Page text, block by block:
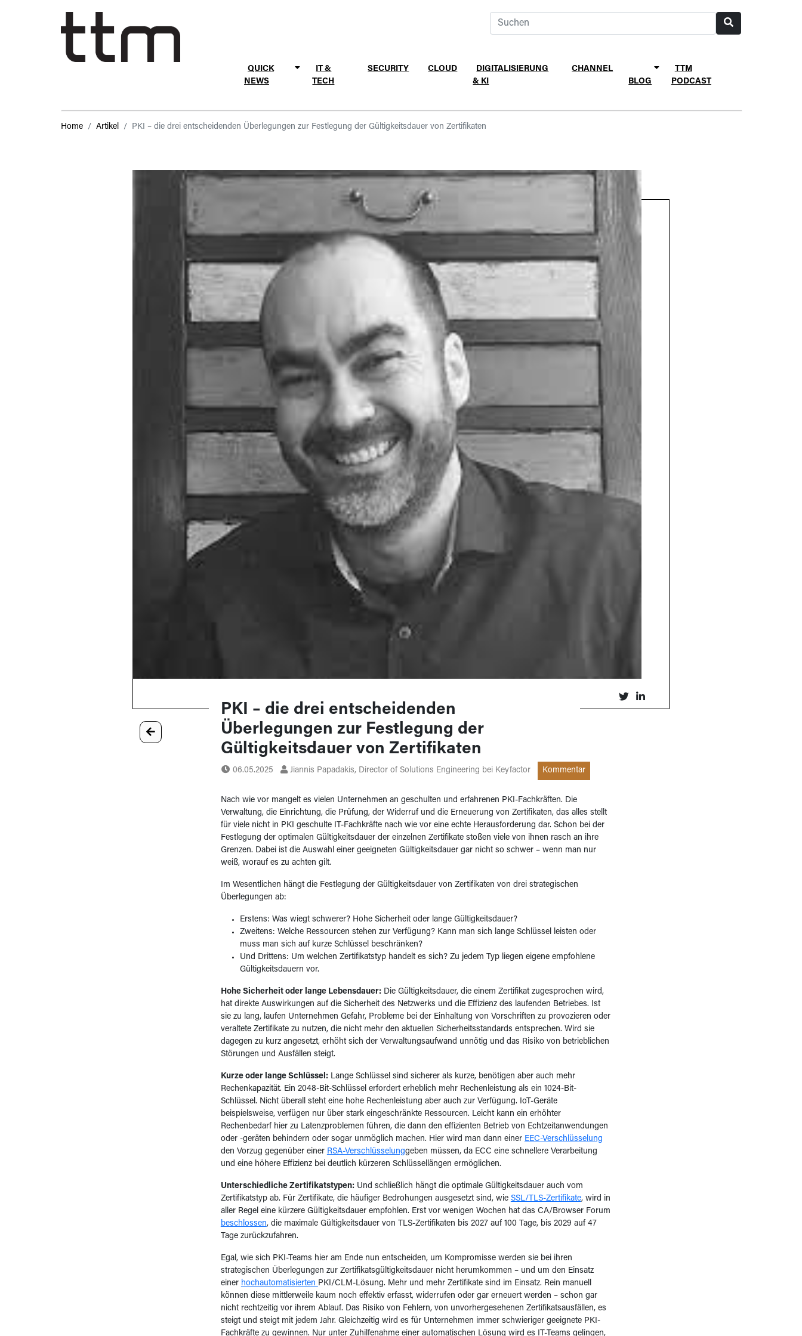
QUICK
NEWS
IT &
TECH
SECURITY CLOUD
DIGITALISIERUNG
& KI
CHANNEL
BLOG
TTM
PODCAST
Home Artikel PKI – die drei entscheidenden Überlegungen zur Festlegung der Gültigkeitsdauer von Zertifikaten
PKI – die drei entscheidenden
Überlegungen zur Festlegung der
Gültigkeitsdauer von Zertifikaten
06.05.2025 Jiannis Papadakis, Director of Solutions Engineering bei Keyfactor Kommentar
Nach wie vor mangelt es vielen Unternehmen an geschulten und erfahrenen PKI-Fachkräften. Die
Verwaltung, die Einrichtung, die Prüfung, der Widerruf und die Erneuerung von Zertifikaten, das alles stellt
für viele nicht in PKI geschulte IT-Fachkräfte nach wie vor eine echte Herausforderung dar. Schon bei der
Festlegung der optimalen Gültigkeitsdauer der einzelnen Zertifikate stoßen viele von ihnen rasch an ihre
Grenzen. Dabei ist die Auswahl einer geeigneten Gültigkeitsdauer gar nicht so schwer – wenn man nur
weiß, worauf es zu achten gilt.
Im Wesentlichen hängt die Festlegung der Gültigkeitsdauer von Zertifikaten von drei strategischen
Überlegungen ab:
Erstens: Was wiegt schwerer? Hohe Sicherheit oder lange Gültigkeitsdauer?
Zweitens: Welche Ressourcen stehen zur Verfügung? Kann man sich lange Schlüssel leisten oder
muss man sich auf kurze Schlüssel beschränken?
Und Drittens: Um welchen Zertifikatstyp handelt es sich? Zu jedem Typ liegen eigene empfohlene
Gültigkeitsdauern vor.
Hohe Sicherheit oder lange Lebensdauer:Die Gültigkeitsdauer, die einem Zertifikat zugesprochen wird,
hat direkte Auswirkungen auf die Sicherheit des Netzwerks und die Effizienz des laufenden Betriebes. Ist
sie zu lang, laufen Unternehmen Gefahr, Probleme bei der Einhaltung von Vorschriften zu provozieren oder
veraltete Zertifikate zu nutzen, die nicht mehr den aktuellen Sicherheitsstandards entsprechen. Wird sie
dagegen zu kurz angesetzt, erhöht sich der Verwaltungsaufwand unnötig und das Risiko von betrieblichen
Störungen und Ausfällen steigt.
Kurze oder lange Schlüssel:Lange Schlüssel sind sicherer als kurze, benötigen aber auch mehr
Rechenkapazität. Ein 2048-Bit-Schlüssel erfordert erheblich mehr Rechenleistung als ein 1024-Bit-
Schlüssel. Nicht überall steht eine hohe Rechenleistung aber auch zur Verfügung. IoT-Geräte
beispielsweise, verfügen nur über stark eingeschränkte Ressourcen. Leicht kann ein erhöhter
Rechenbedarf hier zu Latenzproblemen führen, die dann den effizienten Betrieb von Echtzeitanwendungen
oder -geräten behindern oder sogar unmöglich machen. Hier wird man dann einer EEC-Verschlüsselung
den Vorzug gegenüber einer RSA-Verschlüsselunggeben müssen, da ECC eine schnellere Verarbeitung
und eine höhere Effizienz bei deutlich kürzeren Schlüssellängen ermöglichen.
Unterschiedliche Zertifikatstypen:Und schließlich hängt die optimale Gültigkeitsdauer auch vom
Zertifikatstyp ab. Für Zertifikate, die häufiger Bedrohungen ausgesetzt sind, wie SSL/TLS-Zertifikate, wird in
aller Regel eine kürzere Gültigkeitsdauer empfohlen. Erst vor wenigen Wochen hat das CA/Browser Forum
beschlossen, die maximale Gültigkeitsdauer von TLS-Zertifikaten bis 2027 auf 100 Tage, bis 2029 auf 47
Tage zurückzufahren.
Egal, wie sich PKI-Teams hier am Ende nun entscheiden, um Kompromisse werden sie bei ihren
strategischen Überlegungen zur Zertifikatsgültigkeitsdauer nicht herumkommen – und um den Einsatz
einer hochautomatisierten PKI/CLM-Lösung. Mehr und mehr Zertifikate sind im Einsatz. Rein manuell
können diese mittlerweile kaum noch effektiv erfasst, widerrufen oder gar erneuert werden – schon gar
nicht rechtzeitig vor ihrem Ablauf. Das Risiko von Fehlern, von unvorhergesehenen Zertifikatsausfällen, es
steigt und steigt mit jedem Jahr. Gleichzeitig wird es für Unternehmen immer schwieriger geeignete PKI-
Fachkräfte zu gewinnen. Nur unter Zuhilfenahme einer automatischen Lösung wird es IT-Teams gelingen,